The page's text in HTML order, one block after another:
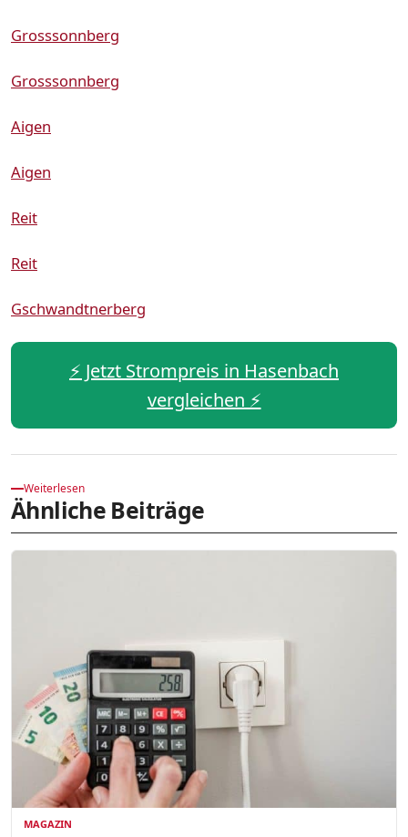
Grosssonnberg
Grosssonnberg
Aigen
Aigen
Reit
Reit
Gschwandtnerberg
⚡️ Jetzt Strompreis in Hasenbach
vergleichen ⚡️
Weiterlesen
Ähnliche Beiträge
MAGAZIN